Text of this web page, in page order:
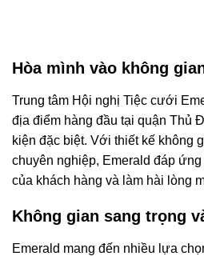
Hòa mình vào không
Trung tâm Hội nghị Tiệc cưới
địa điểm hàng đầu tại quận Thủ
kiện đặc biệt. Với thiết kế không
chuyên nghiệp, Emerald đáp
của khách hàng và làm hài lòng
Không gian sang trọng
Emerald mang đến nhiều lựa